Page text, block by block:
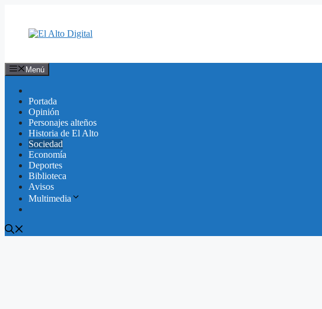
contenido
Menú
Portada
Opinión
Personajes alteños
Historia de El Alto
Sociedad
Economía
Deportes
Biblioteca
Avisos
Multimedia